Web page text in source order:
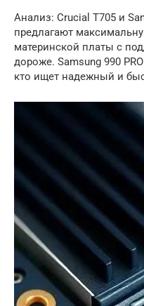
Анализ: Crucial T705 и
предлагают
материнской платы с
дороже. Samsung 990
кто ищет надежный и